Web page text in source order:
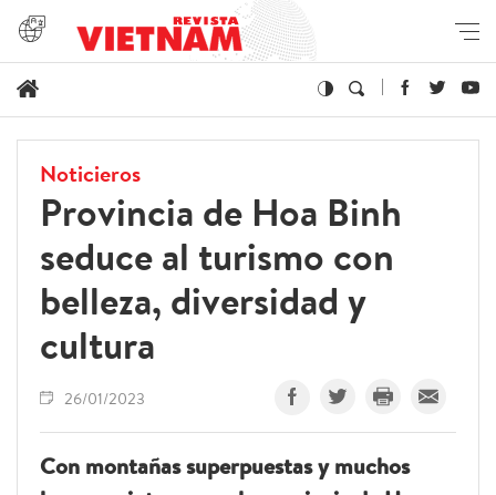
Noticieros
Provincia de Hoa Binh
seduce al turismo con
belleza, diversidad y
cultura
26/01/2023
Con montañas superpuestas y muchos